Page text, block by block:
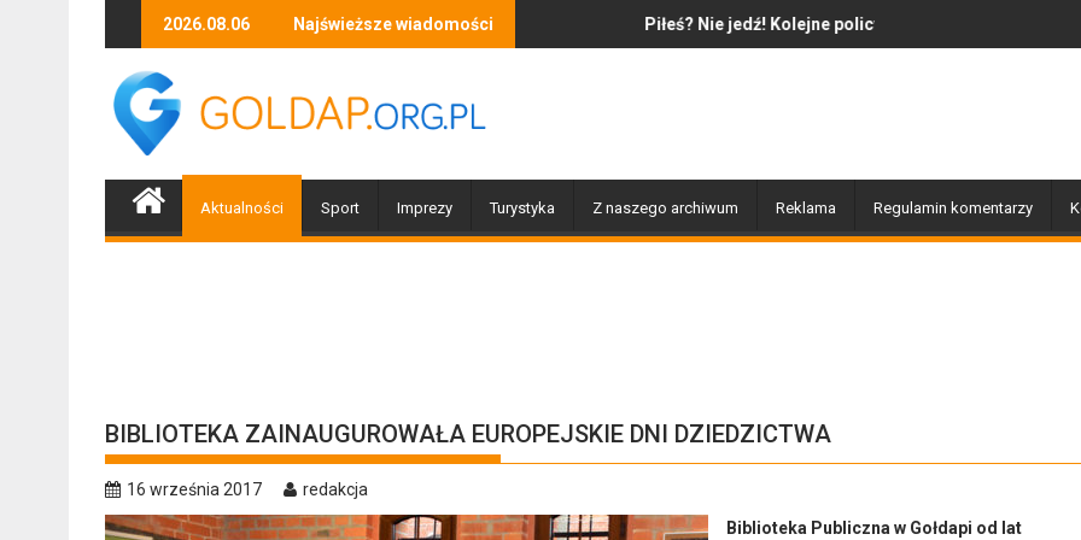
2026.08.06 Najświeższe wiadomości
wystawy Stefana Kierula
Za ciekawość zapłacili 1200 zł Piłeś? Nie jedź! Kolejne policyjne działania „Trzeźwość”Jazz to nie tylko muzyka –
Aktualności Sport Imprezy Turystyka Z naszego archiwum Reklama Regulamin komentarzy
BIBLIOTEKA ZAINAUGUROWAŁA EUROPEJSKIE DNI DZIEDZICTWA
16 września 2017
redakcja
Biblioteka Publiczna w Gołdapi od lat